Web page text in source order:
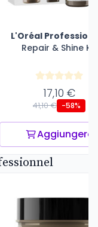
L'Oréal
Repair & Shine Kit
17,10 €
41,10 € -58%
Aggiungere